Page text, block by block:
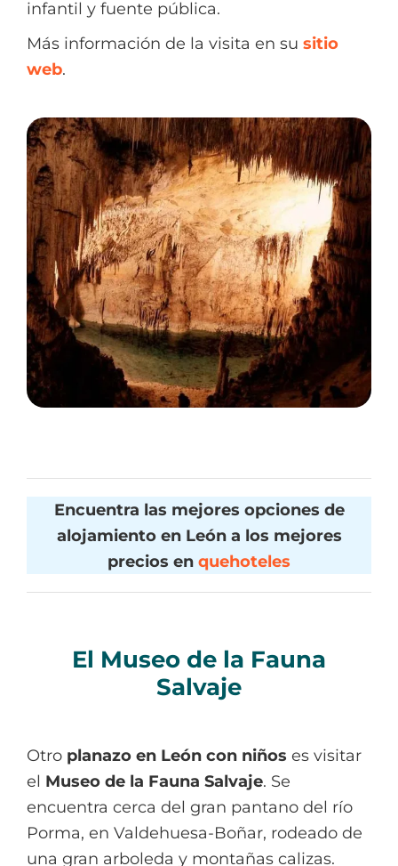
infantil y fuente pública.
Más información de la visita en su sitio
web.
Encuentra las mejores opciones de
alojamiento en León a los mejores
precios en quehoteles
El Museo de la Fauna
Salvaje
Otro planazo en León con niños es visitar
el Museo de la Fauna Salvaje. Se
encuentra cerca del gran pantano del río
Porma, en Valdehuesa-Boñar, rodeado de
una gran arboleda y montañas calizas.